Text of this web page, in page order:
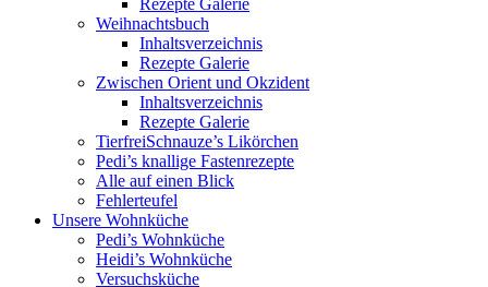
Rezepte Galerie
Weihnachtsbuch
Inhaltsverzeichnis
Rezepte Galerie
Zwischen Orient und Okzident
Inhaltsverzeichnis
Rezepte Galerie
TierfreiSchnauze’s Likörchen
Pedi’s knallige Fastenrezepte
Alle auf einen Blick
Fehlerteufel
Unsere Wohnküche
Pedi’s Wohnküche
Heidi’s Wohnküche
Versuchsküche